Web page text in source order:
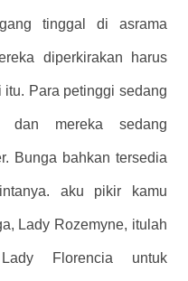
tinggal di asrama
diperkirakan harus
Para petinggi sedang
dan mereka sedang
Bunga bahkan tersedia
aku pikir kamu
Lady Rozemyne, itulah
Florencia untuk